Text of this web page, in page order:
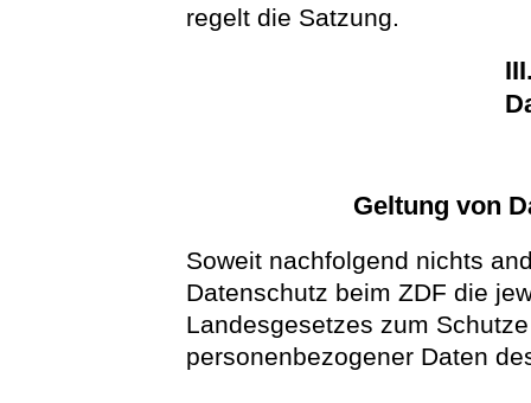
regelt die Satzung.
Geltung von
Soweit nachfolgend nichts
Datenschutz beim ZDF die
Landesgesetzes zum
personenbezogener Daten